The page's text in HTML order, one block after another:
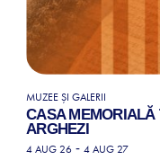
MUZEE ȘI GALERII
CASA MEMORIALĂ
ARGHEZI
4 AUG 26 - 4 AUG 27